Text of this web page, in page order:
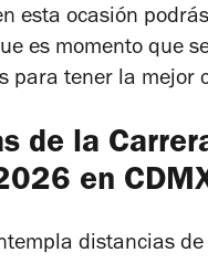
esta ocasión
es momento que
para tener la mejor
de la
en
distancias